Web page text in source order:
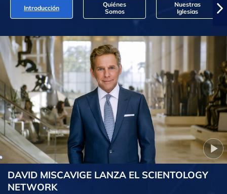
Introducción
Quiénes
Somos
Nuestras
Iglesias
DAVID MISCAVIGE LANZA EL SCIENTOLOGY
NETWORK